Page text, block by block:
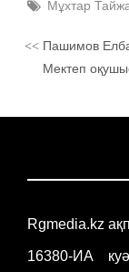
Мұхтар
<<Пашимов
Мектеп
Rgmedia.kz
16380-ИА